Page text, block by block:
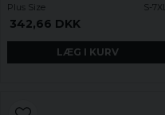
Plus Size S-7XL
342,66 DKK
LÆG I KURV